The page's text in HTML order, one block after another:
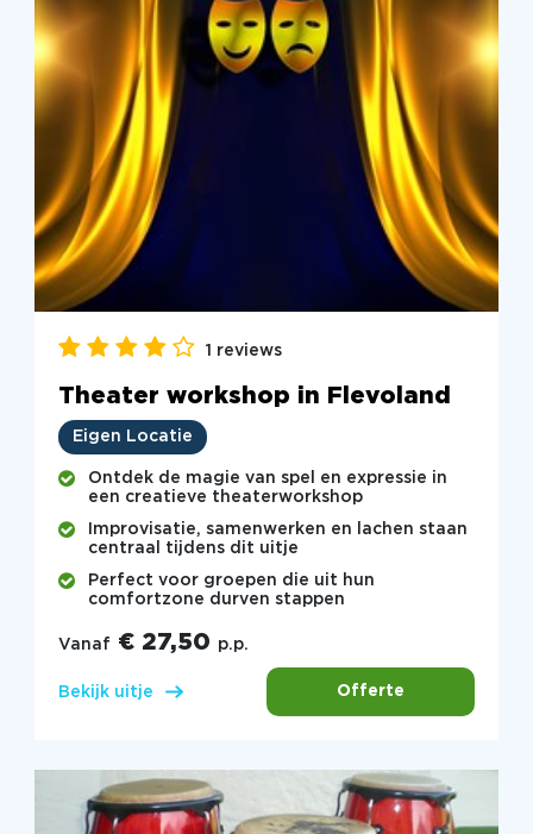
1 reviews
Theater workshop in Flevoland
Eigen Locatie
Ontdek de magie van spel en expressie in
een creatieve theaterworkshop
Improvisatie, samenwerken en lachen staan
centraal tijdens dit uitje
Perfect voor groepen die uit hun
comfortzone durven stappen
Vanaf € 27,50 p.p.
Bekijk uitje Offerte